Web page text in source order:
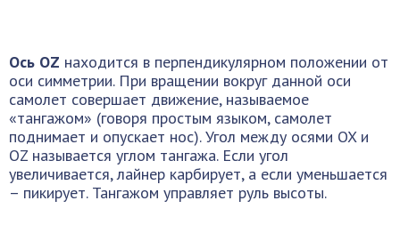
Ось OZ находится в перпендикулярном положении от
оси симметрии. При вращении вокруг данной оси
самолет совершает движение, называемое
«тангажом» (говоря простым языком, самолет
поднимает и опускает нос). Угол между осями OX и
OZ называется углом тангажа. Если угол
увеличивается, лайнер карбирует, а если уменьшается
– пикирует. Тангажом управляет руль высоты.